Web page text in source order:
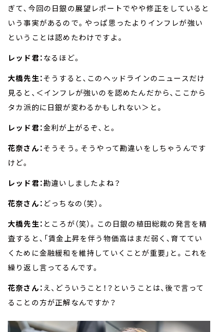
ぎて、今回の日銀の展望レポートでやや修正をしていると
いう事実があるので。やっぱ思ったよりインフレが強い
ということは認めたわけですよ。
レッド君： なるほど。
大橋先生：そうすると、このヘッドラインのニュースだけ
見ると、＜インフレが強いのを認めたんだから、ここから
タカ派的に日銀が変わるかもしれない＞と。
レッド君：金利が上がるぞ、と。
花奈さん：そうそう。そうやって勘違いをしちゃうんです
けど。
レッド君：勘違いしましたよね？
花奈さん： どっちなの（笑）。
大橋先生： ところが（笑）。この日銀の植田総裁の発言を精
査すると、「賃金上昇を伴う物価高はまだ弱く、育ててい
くために金融緩和を維持していくことが重要」と。これを
繰り返し言ってるんです。
花奈さん： え、どういうこと！？ということは、後で言って
ることの方が正解なんですか？